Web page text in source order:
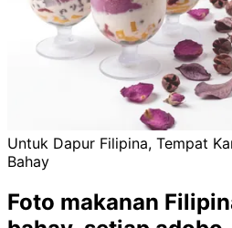
Untuk Dapur Filipina, Tempat
Bahay
Foto makanan